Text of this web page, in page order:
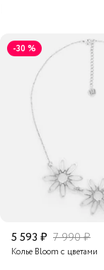
-30 %
5 593 ₽ 7 990 ₽
Колье Bloom с цветами